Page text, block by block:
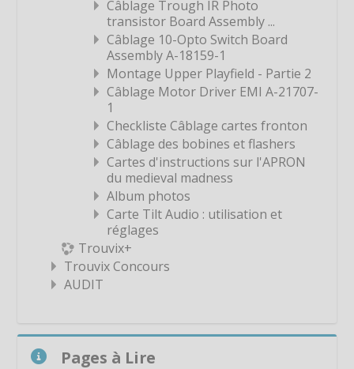
Étiquette
Étiquette
Étiquette
Étiquette
Étiquette
Étiquette
Étiquette
Étiquette
Étiquette
Étiquette
Étiquette
Étiquette
Étiquette
Câblage Trough IR Photo
transistor Board Assembly ...
Câblage 10-Opto Switch Board
Assembly A-18159-1
Montage Upper Playfield - Partie 2
Câblage Motor Driver EMI A-21707-
1
Checkliste Câblage cartes fronton
Câblage des bobines et flashers
Cartes d'instructions sur l'APRON
du medieval madness
Album photos
Carte Tilt Audio : utilisation et
réglages
Trouvix+
Trouvix Concours
AUDIT
Pages à Lire